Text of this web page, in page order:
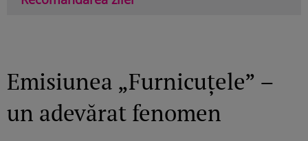
Emisiunea „Furnicuțele” –
un adevărat fenomen